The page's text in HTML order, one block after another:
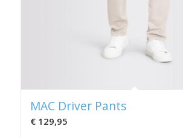
MAC Driver Pants
€129,95